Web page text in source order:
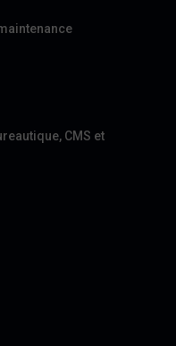
CMS et